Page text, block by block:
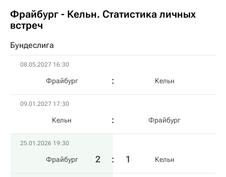
Фрайбург - Кельн. Статистика личных
встреч
Бундеслига
08.05.2027 16:30
Фрайбург Кельн
09.01.2027 17:30
Кельн Фрайбург
25.01.2026 19:30
Фрайбург 2 : 1 Кельн